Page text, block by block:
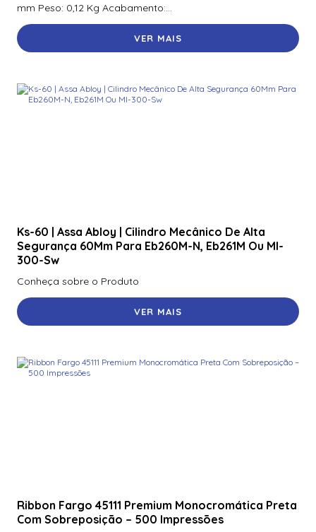
mm Peso: 0,12 Kg Acabamento:...
VER MAIS
Ks-60 | Assa Abloy | Cilindro Mecânico De Alta
Segurança 60Mm Para Eb260M-N, Eb261M Ou Ml-
300-Sw
Conheça sobre o Produto
VER MAIS
Ribbon Fargo 45111 Premium Monocromática Preta
Com Sobreposição – 500 Impressões